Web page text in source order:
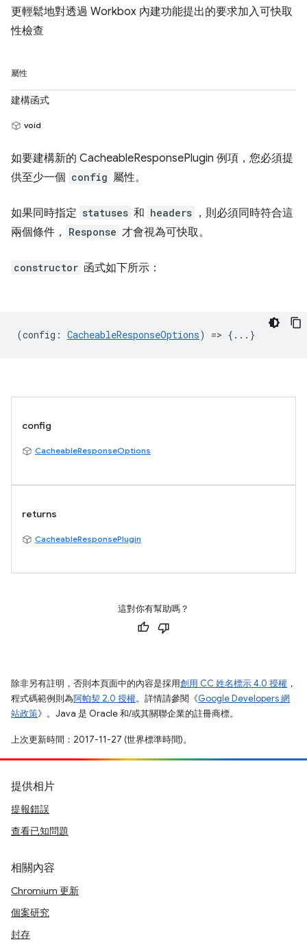
更輕鬆地對透過 Workbox 內建功能提出的要求加入可快取
性檢查
屬性
建構函式
void
如要建構新的 CacheableResponsePlugin 例項，您必須提
供至少一個 config 屬性。
如果同時指定 statuses 和 headers ，則必須同時符合這
兩個條件，
Response 才會視為可快取。
constructor 函式如下所示：
(config : CacheableResponseOptions) => {...}
config
CacheableResponseOptions
returns
CacheableResponsePlugin
這對你有幫助嗎？
除非另有註明，否則本頁面中的內容是採用創用 CC 姓名標示 4.0 授權 ，
程式碼範例則為阿帕契 2.0 授權。詳情請參閱《Google Developers 網
站政策》。Java 是 Oracle 和/或其關聯企業的註冊商標。
上次更新時間：2017-11-27 (世界標準時間)。
提供相片
提報錯誤
查看已知問題
相關內容
Chromium 更新
個案研究
封存